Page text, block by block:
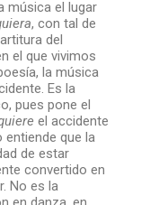
música el lugar
, con tal de
del
el que vivimos
la música
Es la
pues pone el
el accidente
que la
de estar
convertido en
No es la